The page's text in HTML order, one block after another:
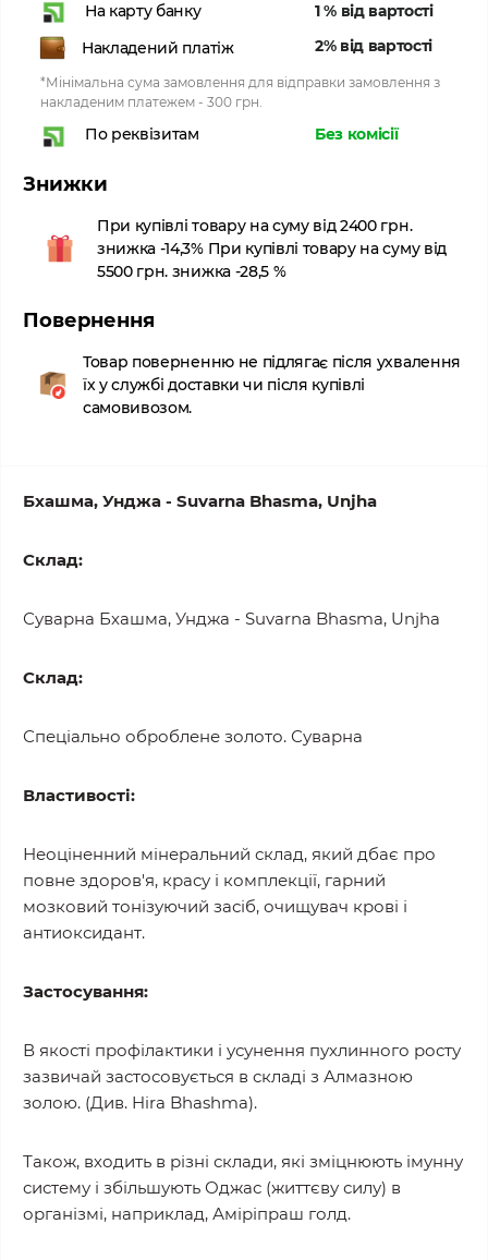
На карту банку
1 % від вартості
Накладений платіж
2% від вартості
*Мінімальна сума замовлення для відправки замовлення з
накладеним платежем - 300 грн.
По реквізитам Без комісії
Знижки
При купівлі товару на суму від 2400 грн.
знижка -14,3% При купівлі товару на суму від
5500 грн. знижка -28,5 %
Повернення
Товар поверненню не підлягає після ухвалення
їх у службі доставки чи після купівлі
самовивозом.
Бхашма, Унджа - Suvarna Bhasma, Unjha
Склад:
Суварна Бхашма, Унджа - Suvarna Bhasma, Unjha
Склад:
Спеціально оброблене золото. Суварна
Властивості:
Неоціненний мінеральний склад, який дбає про
повне здоров'я, красу і комплекції, гарний
мозковий тонізуючий засіб, очищувач крові і
антиоксидант.
Застосування:
В якості профілактики і усунення пухлинного росту
зазвичай застосовується в складі з Алмазною
золою. (Див. Hira Bhashma).
Також, входить в різні склади, які зміцнюють імунну
систему і збільшують Оджас (життєву силу) в
організмі, наприклад, Аміріпраш голд.